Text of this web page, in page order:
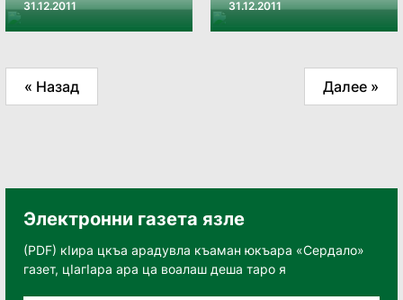
31.12.2011
31.12.2011
« Назад Далее »
Электронни газета язле
(PDF) кӀира цкъа арадувла къаман юкъара «Сердало»
газет, цӀагӀара ара ца воалаш деша таро я